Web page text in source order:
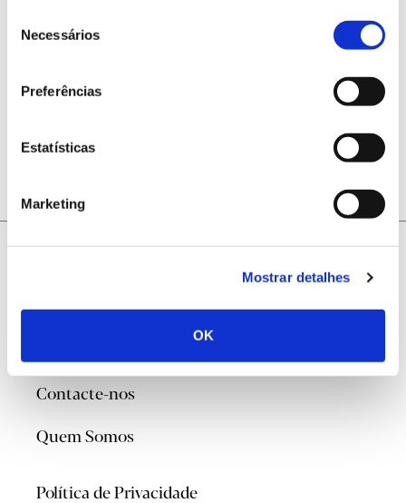
Necessários
Preferências
Estatísticas
Marketing
Mostrar detalhes
OK
Contacte-nos
Quem Somos
Política de Privacidade